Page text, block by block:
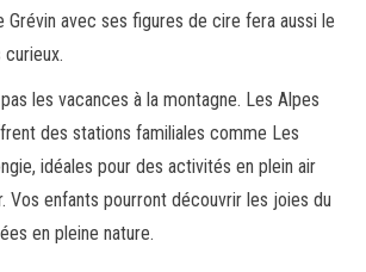
Grévin avec ses figures de cire fera aussi le
les vacances à la montagne. Les Alpes
des stations familiales comme Les
idéales pour des activités en plein air
Vos enfants pourront découvrir les joies du
en pleine nature.